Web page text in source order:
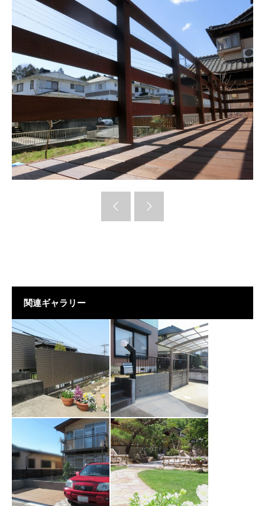
関連ギャラリー
【CASE136】多治
見市 H様
【CASE133】多治
見市M様